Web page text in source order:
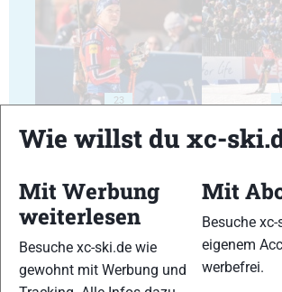
23
Wie willst du xc-
Mit Werbung
weiterlesen
Besuche xc-ski.de wie
gewohnt mit Werbung und
Mit
Besuche
eigenem
werbefrei.